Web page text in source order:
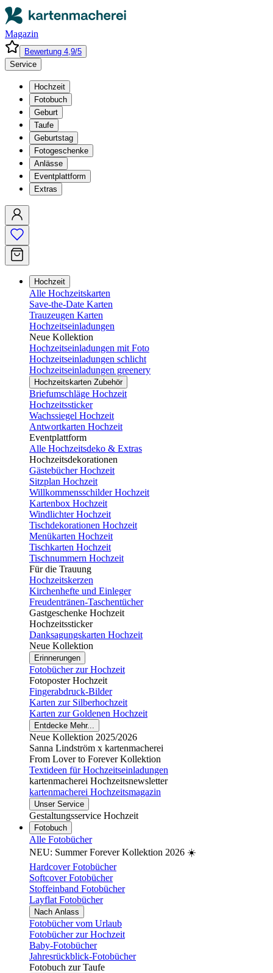
Magazin
Bewertung 4,9/5
Service
Hochzeit
Fotobuch
Geburt
Taufe
Geburtstag
Fotogeschenke
Anlässe
Eventplattform
Extras
Hochzeit
Alle Hochzeitskarten
Save-the-Date Karten
Trauzeugen Karten
Hochzeitseinladungen
Neue Kollektion
Hochzeitseinladungen mit Foto
Hochzeitseinladungen schlicht
Hochzeitseinladungen greenery
Hochzeitskarten Zubehör
Briefumschläge Hochzeit
Hochzeitssticker
Wachssiegel Hochzeit
Antwortkarten Hochzeit
Eventplattform
Alle Hochzeitsdeko & Extras
Hochzeitsdekorationen
Gästebücher Hochzeit
Sitzplan Hochzeit
Willkommensschilder Hochzeit
Kartenbox Hochzeit
Windlichter Hochzeit
Tischdekorationen Hochzeit
Menükarten Hochzeit
Tischkarten Hochzeit
Tischnummern Hochzeit
Für die Trauung
Hochzeitskerzen
Kirchenhefte und Einleger
Freudentränen-Taschentücher
Gastgeschenke Hochzeit
Hochzeitssticker
Danksagungskarten Hochzeit
Neue Kollektion
Erinnerungen
Fotobücher zur Hochzeit
Fotoposter Hochzeit
Fingerabdruck-Bilder
Karten zur Silberhochzeit
Karten zur Goldenen Hochzeit
Entdecke Mehr...
Neue Kollektion 2025/2026
Sanna Lindström x kartenmacherei
From Lover to Forever Kollektion
Textideen für Hochzeitseinladungen
kartenmacherei Hochzeitsnewsletter
kartenmacherei Hochzeitsmagazin
Unser Service
Gestaltungsservice Hochzeit
Fotobuch
Alle Fotobücher
NEU: Summer Forever Kollektion 2026 ☀️
Hardcover Fotobücher
Softcover Fotobücher
Stoffeinband Fotobücher
Layflat Fotobücher
Nach Anlass
Fotobücher vom Urlaub
Fotobücher zur Hochzeit
Baby-Fotobücher
Jahresrückblick-Fotobücher
Fotobuch zur Taufe